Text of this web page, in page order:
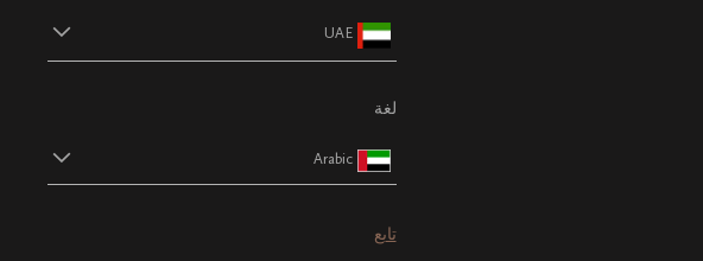
UAE
لغة
Arabic
تابع